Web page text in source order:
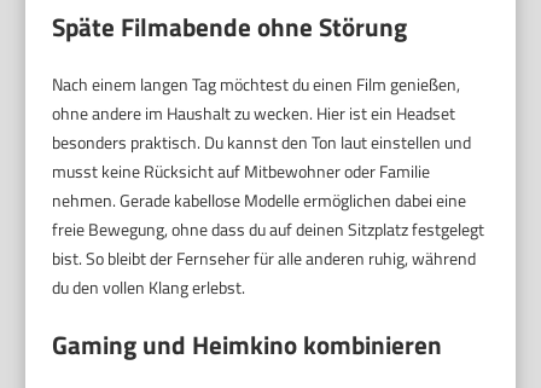
Späte Filmabende ohne Störung
Nach einem langen Tag möchtest du einen Film genießen,
ohne andere im Haushalt zu wecken. Hier ist ein Headset
besonders praktisch. Du kannst den Ton laut einstellen und
musst keine Rücksicht auf Mitbewohner oder Familie
nehmen. Gerade kabellose Modelle ermöglichen dabei eine
freie Bewegung, ohne dass du auf deinen Sitzplatz festgelegt
bist. So bleibt der Fernseher für alle anderen ruhig, während
du den vollen Klang erlebst.
Gaming und Heimkino kombinieren